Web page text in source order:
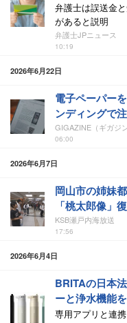
弁護士は誤送金
があると説明
弁護士JPニュース
10:19
2026年6月22日
電子ペーパー
ンディングで
GIGAZINE（ギガジン
06:00
2026年6月7日
岡山市の姉妹
「桃太郎像」
KSB瀬戸内海放送
17:56
2026年6月4日
BRITAの日本
ーと浄水機能
専用アプリと連